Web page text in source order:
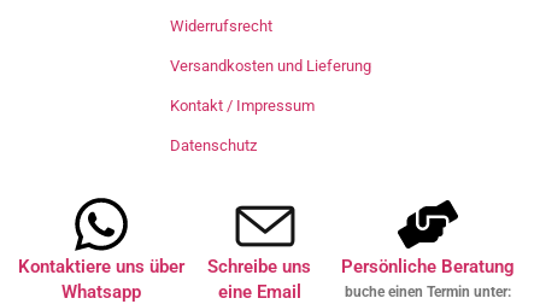
Widerrufsrecht
Versandkosten und Lieferung
Kontakt / Impressum
Datenschutz
Kontaktiere uns über
Whatsapp
Schreibe uns
eine Email
Persönliche Beratung
buche einen Termin unter: